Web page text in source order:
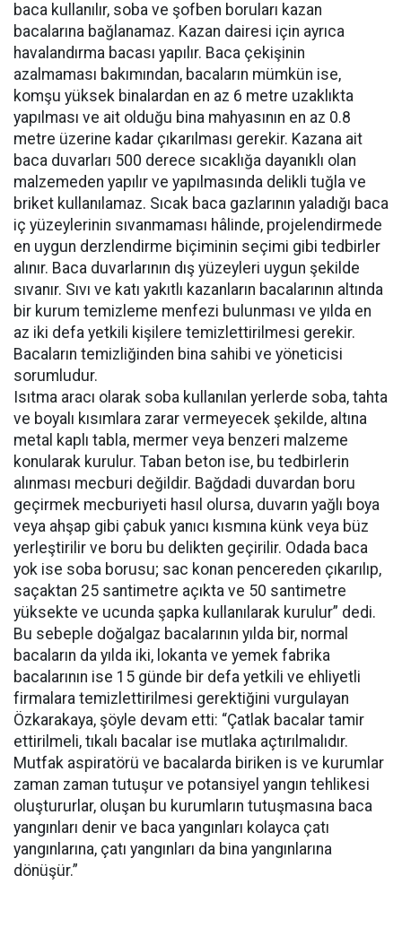
baca kullanılır, soba ve şofben boruları kazan
bacalarına bağlanamaz. Kazan dairesi için ayrıca
havalandırma bacası yapılır. Baca çekişinin
azalmaması bakımından, bacaların mümkün ise,
komşu yüksek binalardan en az 6 metre uzaklıkta
yapılması ve ait olduğu bina mahyasının en az 0.8
metre üzerine kadar çıkarılması gerekir. Kazana ait
baca duvarları 500 derece sıcaklığa dayanıklı olan
malzemeden yapılır ve yapılmasında delikli tuğla ve
briket kullanılamaz. Sıcak baca gazlarının yaladığı baca
iç yüzeylerinin sıvanmaması hâlinde, projelendirmede
en uygun derzlendirme biçiminin seçimi gibi tedbirler
alınır. Baca duvarlarının dış yüzeyleri uygun şekilde
sıvanır. Sıvı ve katı yakıtlı kazanların bacalarının altında
bir kurum temizleme menfezi bulunması ve yılda en
az iki defa yetkili kişilere temizlettirilmesi gerekir.
Bacaların temizliğinden bina sahibi ve yöneticisi
sorumludur.
Isıtma aracı olarak soba kullanılan yerlerde soba, tahta
ve boyalı kısımlara zarar vermeyecek şekilde, altına
metal kaplı tabla, mermer veya benzeri malzeme
konularak kurulur. Taban beton ise, bu tedbirlerin
alınması mecburi değildir. Bağdadi duvardan boru
geçirmek mecburiyeti hasıl olursa, duvarın yağlı boya
veya ahşap gibi çabuk yanıcı kısmına künk veya büz
yerleştirilir ve boru bu delikten geçirilir. Odada baca
yok ise soba borusu; sac konan pencereden çıkarılıp,
saçaktan 25 santimetre açıkta ve 50 santimetre
yüksekte ve ucunda şapka kullanılarak kurulur” dedi.
Bu sebeple doğalgaz bacalarının yılda bir, normal
bacaların da yılda iki, lokanta ve yemek fabrika
bacalarının ise 15 günde bir defa yetkili ve ehliyetli
firmalara temizlettirilmesi gerektiğini vurgulayan
Özkarakaya, şöyle devam etti: “Çatlak bacalar tamir
ettirilmeli, tıkalı bacalar ise mutlaka açtırılmalıdır.
Mutfak aspiratörü ve bacalarda biriken is ve kurumlar
zaman zaman tutuşur ve potansiyel yangın tehlikesi
oluştururlar, oluşan bu kurumların tutuşmasına baca
yangınları denir ve baca yangınları kolayca çatı
yangınlarına, çatı yangınları da bina yangınlarına
dönüşür.”